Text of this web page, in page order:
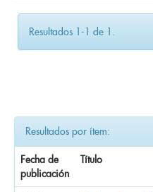
Resultados 1-1 de 1.
Resultados por ítem:
Fecha de
publicación
Título